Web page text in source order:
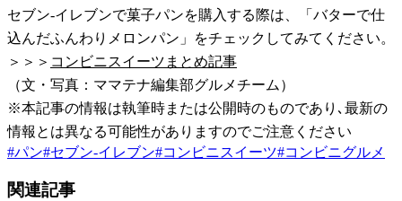
セブン-イレブンで菓子パンを購入する際は、「バターで仕
込んだふんわりメロンパン」をチェックしてみてください。
＞＞＞ コンビニスイーツまとめ記事
（文・写真：ママテナ編集部グルメチーム）
※本記事の情報は執筆時または公開時のものであり､最新の
情報とは異なる可能性がありますのでご注意ください
#パン#セブン-イレブン#コンビニスイーツ#コンビニグルメ
関連記事